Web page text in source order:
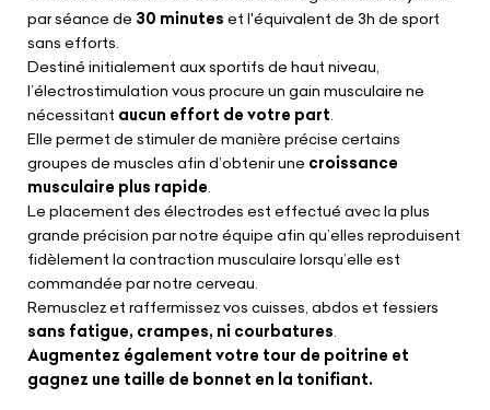
par séance de 30 minutes et l'équivalent de 3h de sport
sans efforts.
Destiné initialement aux sportifs de haut niveau,
l’électrostimulation vous procure un gain musculaire ne
nécessitant aucun effort de votre part.
Elle permet de stimuler de manière précise certains
groupes de muscles afin d’obtenir une croissance
musculaire plus rapide.
Le placement des électrodes est effectué avec la plus
grande précision par notre équipe afin qu’elles reproduisent
fidèlement la contraction musculaire lorsqu’elle est
commandée par notre cerveau.
Remusclez et raffermissez vos cuisses, abdos et fessiers
sans fatigue, crampes, ni courbatures.
Augmentez également votre tour de poitrine et
gagnez une taille de bonnet en la tonifiant.